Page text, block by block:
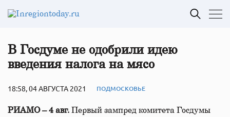
В Госдуме не одобрили идею
введения налога на мясо
18:58, 04 АВГУСТА 2021 ПОДМОСКОВЬЕ
РИАМО – 4 авг. Первый зампред комитета Госдумы